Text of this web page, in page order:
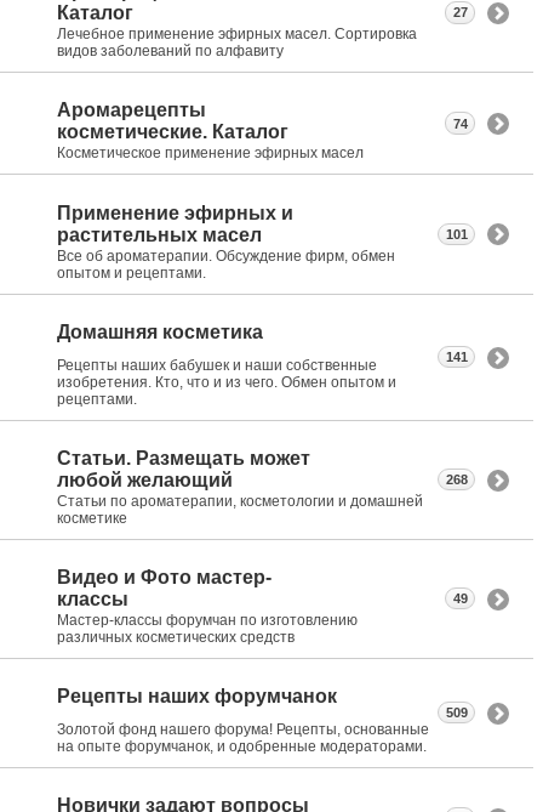
Каталог
Лечебное применение эфирных масел. Сортировка
видов заболеваний по алфавиту
27
Аромарецепты
косметические. Каталог
Косметическое применение эфирных масел
74
Применение эфирных и
растительных масел
Все об ароматерапии. Обсуждение фирм, обмен
опытом и рецептами.
101
Домашняя косметика
Рецепты наших бабушек и наши собственные
изобретения. Кто, что и из чего. Обмен опытом и
рецептами.
141
Статьи. Размещать может
любой желающий
Статьи по ароматерапии, косметологии и домашней
косметике
268
Видео и Фото мастер-
классы
Мастер-классы форумчан по изготовлению
различных косметических средств
49
Рецепты наших форумчанок
Золотой фонд нашего форума! Рецепты, основанные
на опыте форумчанок, и одобренные модераторами.
509
Новички задают вопросы